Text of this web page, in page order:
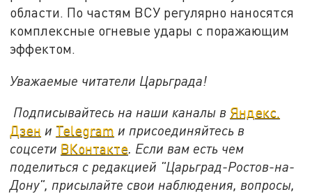
области. По частям ВСУ регулярно наносятся
комплексные огневые удары с поражающим
эффектом.
Уважаемые читатели Царьграда!
Подписывайтесь на наши каналы в Яндекс.
Дзен и Telegram и присоединяйтесь в
соцсети ВКонтакте. Если вам есть чем
поделиться с редакцией "Царьград-Ростов-на-
Дону", присылайте свои наблюдения, вопросы,